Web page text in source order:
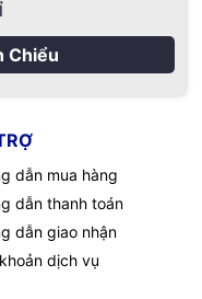
Chiểu
dẫn mua hàng
dẫn thanh toán
dẫn giao nhận
dịch vụ